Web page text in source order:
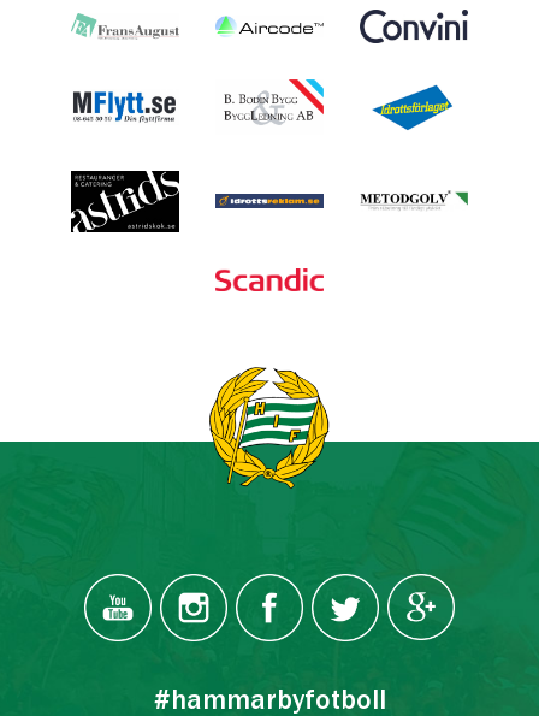
#hammarbyfotboll